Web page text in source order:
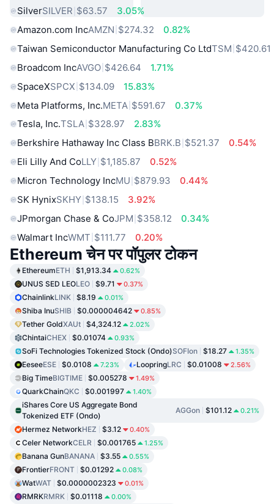
SilverSILVER $63.57
3.05%
Amazon.com IncAMZN $274.32
0.82%
Taiwan Semiconductor Manufacturing Co LtdTSM $420.61
Broadcom IncAVGO $426.64
1.71%
SpaceXSPCX $134.09
15.83%
Meta Platforms, Inc.META $591.67
0.37%
Tesla, Inc.TSLA $328.97
2.83%
Berkshire Hathaway Inc Class BBRK.B $521.37
0.54%
Eli Lilly And CoLLY $1,185.87
0.52%
Micron Technology IncMU $879.93
0.44%
SK HynixSKHY $138.15
3.92%
JPmorgan Chase & CoJPM $358.12
0.34%
Walmart IncWMT $111.77 0.20%
Ethereum चेन पर पॉपुलर टोकन
EthereumETH $1,913.34 0.62%
UNUS SED LEOLEO $9.71 0.37%
ChainlinkLINK $8.19 0.01%
Shiba InuSHIB $0.000004642 0.85%
Tether GoldXAUt $4,324.12 2.02%
ChintaiCHEX $0.01074 0.93%
SoFi Technologies Tokenized Stock (Ondo)SOFIon $18.27 1.35%
EeseeESE $0.0108 7.23% LoopringLRC $0.01008 2.56%
Big TimeBIGTIME $0.005278 1.49%
QuarkChainQKC $0.001997 1.40%
iShares Core US Aggregate Bond
Tokenized ETF (Ondo)
AGGon $101.12 0.21%
Hermez NetworkHEZ $3.12 0.40%
Celer NetworkCELR $0.001765 1.25%
Banana GunBANANA $3.55 0.55%
FrontierFRONT $0.01292 0.08%
WatWAT $0.0000002323 0.01%
RMRKRMRK $0.01118 0.00%